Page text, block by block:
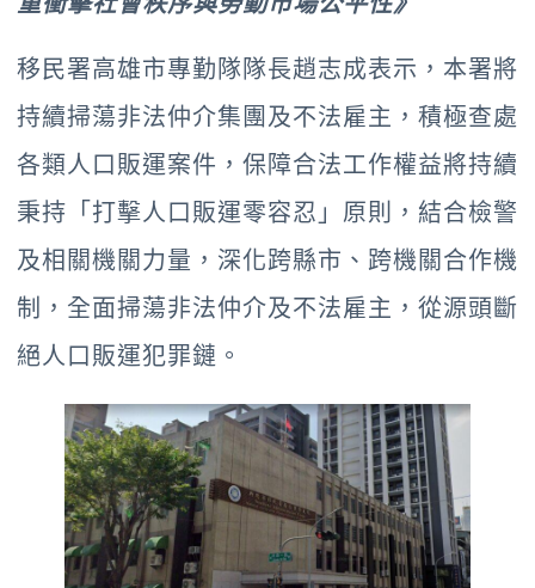
移民署高雄市專勤隊隊長趙志成表示，本署將
持續掃蕩非法仲介集團及不法雇主，積極查處
各類人口販運案件，保障合法工作權益將持續
秉持「打擊人口販運零容忍」原則，結合檢警
及相關機關力量，深化跨縣市、跨機關合作機
制，全面掃蕩非法仲介及不法雇主，從源頭斷
絕人口販運犯罪鏈。